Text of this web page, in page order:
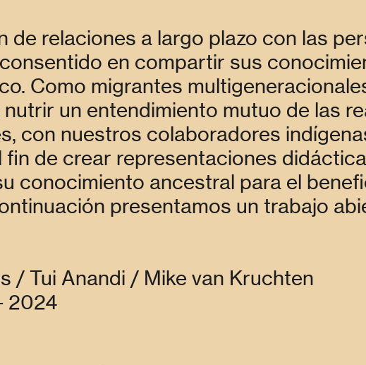
de relaciones a largo plazo con las
en compartir sus
Como migrantes
un entendimiento mutuo de las
con nuestros colaboradores
de crear representaciones
conocimiento ancestral para el
presentamos un trabajo
/ Tui Anandi / Mike van Kruchten
2024